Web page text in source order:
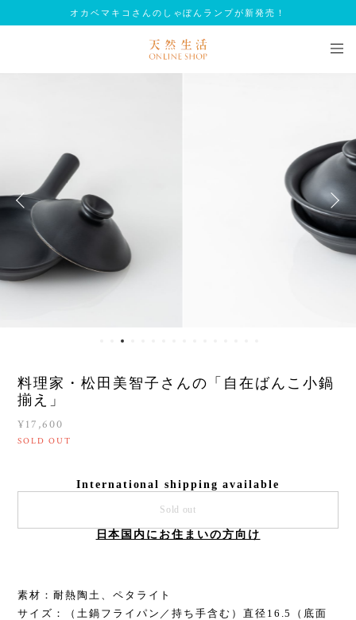
オカベマキコさんのしゃぼんランプが新発売！
料理家・松田美智子さんの「自在ばんこ小鍋
揃え」
¥17,600
SOLD OUT
International shipping available
Sold out
日本国内にお住まいの方向け
素材：耐熱陶土、ペタライト
サイズ：（土鍋フライパン／持ち手含む）直径16.5（底面